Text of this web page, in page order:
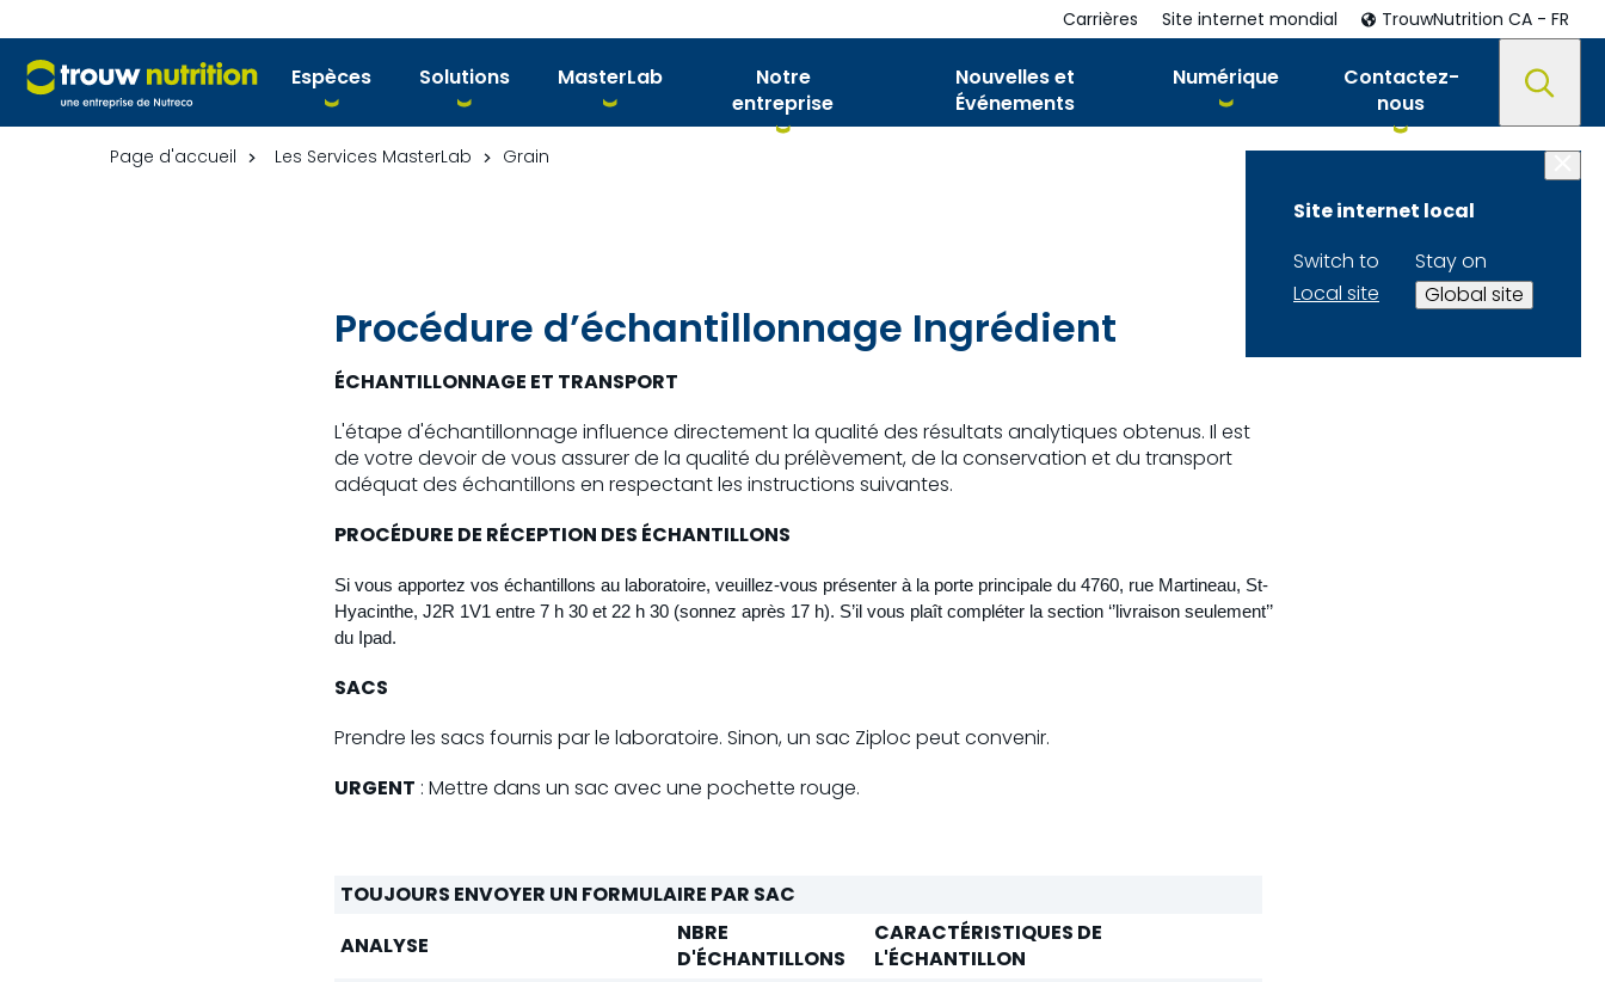
Espèces Solutions MasterLab
Notre
entreprise
Nouvelles et
Événements
Numérique
Contactez-
nous
Carrières Site internet mondial TrouwNutrition CA - FR
Site internet local
Switch to
Local site
Stay on
Global site
Page d'accueil Les Services MasterLab Grain
Procédure d’échantillonnage Ingrédient
ÉCHANTILLONNAGE ET TRANSPORT
L'étape d'échantillonnage influence directement la qualité des résultats analytiques obtenus. Il est
de votre devoir de vous assurer de la qualité du prélèvement, de la conservation et du transport
adéquat des échantillons en respectant les instructions suivantes.
PROCÉDURE DE RÉCEPTION DES ÉCHANTILLONS
Si vous apportez vos échantillons au laboratoire, veuillez-vous présenter à la porte principale du 4760, rue Martineau, St-
Hyacinthe, J2R 1V1 entre 7 h 30 et 22 h 30 (sonnez après 17 h). S’il vous plaît compléter la section ‘’livraison seulement’’
du Ipad.
SACS
Prendre les sacs fournis par le laboratoire. Sinon, un sac Ziploc peut convenir.
URGENT : Mettre dans un sac avec une pochette rouge.
TOUJOURS ENVOYER UN FORMULAIRE PAR SAC
ANALYSE
NBRE
D'ÉCHANTILLONS
CARACTÉRISTIQUES DE
L'ÉCHANTILLON